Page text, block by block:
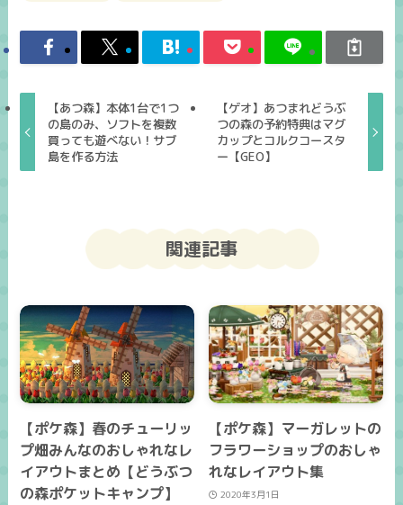
【あつ森】本体1台で1つ
の島のみ、ソフトを複数
買っても遊べない！サブ
島を作る方法
【ゲオ】あつまれどうぶ
つの森の予約特典はマグ
カップとコルクコースタ
ー【GEO】
関連記事
【ポケ森】春のチューリッ
プ畑みんなのおしゃれなレ
イアウトまとめ【どうぶつ
の森ポケットキャンプ】
【ポケ森】マーガレットの
フラワーショップのおしゃ
れなレイアウト集
2020年3月1日